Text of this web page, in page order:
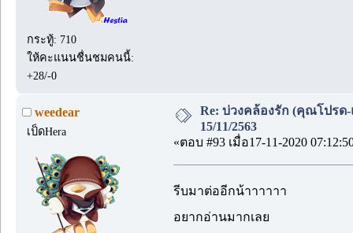
กระทู้: 710
ให้คะแนนชื่นชมคนนี้:
+28/-0
weedear
เป็ดHera
Re: บ่วงคล้องรัก (คุณโปร
15/11/2563
«ตอบ #93 เมื่อ17-11-2020
รีบมาต่ออีกน้าาาาาา
อยากอ่านมากเลย